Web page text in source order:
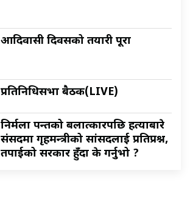
आदिवासी दिवसको तयारी पूरा
प्रतिनिधिसभा बैठक(LIVE)
निर्मला पन्तको बलात्कारपछि हत्याबारे
संसदमा गृहमन्त्रीको सांसदलाई प्रतिप्रश्न,
तपाईको सरकार हुँदा के गर्नुभो ?